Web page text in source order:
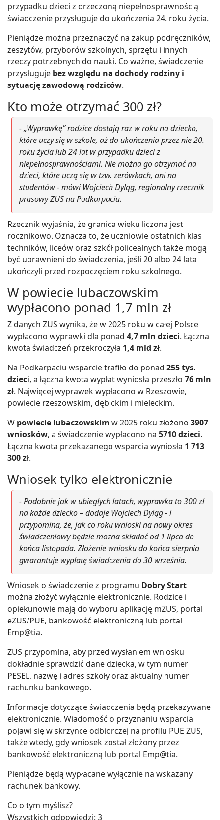
przypadku dzieci z orzeczoną niepełnosprawnością
świadczenie przysługuje do ukończenia 24. roku życia.
Pieniądze można przeznaczyć na zakup podręczników,
zeszytów, przyborów szkolnych, sprzętu i innych
rzeczy potrzebnych do nauki. Co ważne, świadczenie
przysługuje bez względu na dochody rodziny i
sytuację zawodową rodziców.
Kto może otrzymać 300 zł?
- „Wyprawkę” rodzice dostają raz w roku na dziecko,
które uczy się w szkole, aż do ukończenia przez nie 20.
roku życia lub 24 lat w przypadku dzieci z
niepełnosprawnościami. Nie można go otrzymać na
dzieci, które uczą się w tzw. zerówkach, ani na
studentów - mówi Wojciech Dyląg, regionalny rzecznik
prasowy ZUS na Podkarpaciu.
Rzecznik wyjaśnia, że granica wieku liczona jest
rocznikowo. Oznacza to, że uczniowie ostatnich klas
techników, liceów oraz szkół policealnych także mogą
być uprawnieni do świadczenia, jeśli 20 albo 24 lata
ukończyli przed rozpoczęciem roku szkolnego.
W powiecie lubaczowskim
wypłacono ponad 1,7 mln zł
Z danych ZUS wynika, że w 2025 roku w całej Polsce
wypłacono wyprawki dla ponad 4,7 mln dzieci. Łączna
kwota świadczeń przekroczyła 1,4 mld zł.
Na Podkarpaciu wsparcie trafiło do ponad 255 tys.
dzieci, a łączna kwota wypłat wyniosła przeszło 76 mln
zł. Najwięcej wyprawek wypłacono w Rzeszowie,
powiecie rzeszowskim, dębickim i mieleckim.
W powiecie lubaczowskim w 2025 roku złożono 3907
wniosków, a świadczenie wypłacono na 5710 dzieci.
Łączna kwota przekazanego wsparcia wyniosła 1 713
300 zł.
Wniosek tylko elektronicznie
- Podobnie jak w ubiegłych latach, wyprawka to 300 zł
na każde dziecko – dodaje Wojciech Dyląg - i
przypomina, że, jak co roku wnioski na nowy okres
świadczeniowy będzie można składać od 1 lipca do
końca listopada. Złożenie wniosku do końca sierpnia
gwarantuje wypłatę świadczenia do 30 września.
Wniosek o świadczenie z programu Dobry Start
można złożyć wyłącznie elektronicznie. Rodzice i
opiekunowie mają do wyboru aplikację mZUS, portal
eZUS/PUE, bankowość elektroniczną lub portal
Emp@tia.
ZUS przypomina, aby przed wysłaniem wniosku
dokładnie sprawdzić dane dziecka, w tym numer
PESEL, nazwę i adres szkoły oraz aktualny numer
rachunku bankowego.
Informacje dotyczące świadczenia będą przekazywane
elektronicznie. Wiadomość o przyznaniu wsparcia
pojawi się w skrzynce odbiorczej na profilu PUE ZUS,
także wtedy, gdy wniosek został złożony przez
bankowość elektroniczną lub portal Emp@tia.
Pieniądze będą wypłacane wyłącznie na wskazany
rachunek bankowy.
Co o tym myślisz?
Wszystkich odpowiedzi: 3